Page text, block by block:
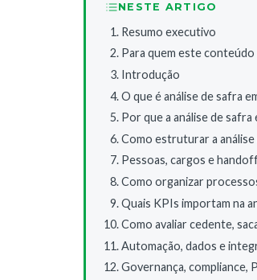
NESTE ARTIGO
Resumo executivo
Para quem este
Introdução
O que é análise de safra
Por que a análise de
Como estruturar a análise
Pessoas, cargos e
Como organizar
Quais KPIs importam na
Como avaliar cedente,
Automação, dados e
Governança, compliance,